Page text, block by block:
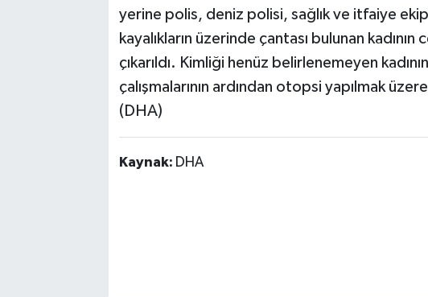
yerine polis, deniz polisi, sağlık ve itfaiye
kayalıkların üzerinde çantası bulunan
çıkarıldı. Kimliği henüz belirlenemeyen
çalışmalarının ardından otopsi yapılmak
(DHA)
Kaynak: DHA